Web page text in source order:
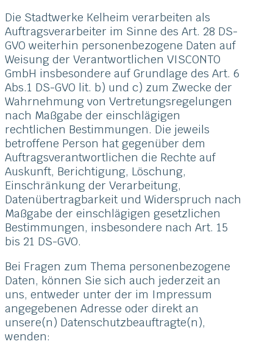
Die Stadtwerke Kelheim verarbeiten als
Auftragsverarbeiter im Sinne des Art. 28 DS-
GVO weiterhin personenbezogene Daten auf
Weisung der Verantwortlichen VISCONTO
GmbH insbesondere auf Grundlage des Art. 6
Abs.1 DS-GVO lit. b) und c) zum Zwecke der
Wahrnehmung von Vertretungsregelungen
nach Maßgabe der einschlägigen
rechtlichen Bestimmungen. Die jeweils
betroffene Person hat gegenüber dem
Auftragsverantwortlichen die Rechte auf
Auskunft, Berichtigung, Löschung,
Einschränkung der Verarbeitung,
Datenübertragbarkeit und Widerspruch nach
Maßgabe der einschlägigen gesetzlichen
Bestimmungen, insbesondere nach Art. 15
bis 21 DS-GVO.
Bei Fragen zum Thema personenbezogene
Daten, können Sie sich auch jederzeit an
uns, entweder unter der im Impressum
angegebenen Adresse oder direkt an
unsere(n) Datenschutzbeauftragte(n),
wenden: